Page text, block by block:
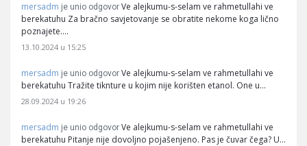
mersadm je unio odgovor Ve alejkumu-s-selam ve rahmetullahi ve
berekatuhu Za bračno savjetovanje se obratite nekome koga lično
poznajete.…
13.10.2024 u 15:25
mersadm je unio odgovor Ve alejkumu-s-selam ve rahmetullahi ve
berekatuhu Tražite tiknture u kojim nije korišten etanol. One u…
28.09.2024 u 19:26
mersadm je unio odgovor Ve alejkumu-s-selam ve rahmetullahi ve
berekatuhu Pitanje nije dovoljno pojašenjeno. Pas je čuvar čega? U…